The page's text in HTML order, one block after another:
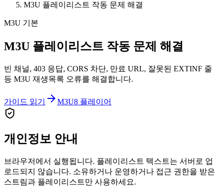
M3U 플레이리스트 작동 문제 해결
M3U 기본
M3U 플레이리스트 작동 문제 해결
빈 채널, 403 응답, CORS 차단, 만료 URL, 잘못된 EXTINF 줄
등 M3U 재생목록 오류를 해결합니다.
가이드 읽기 M3U8 플레이어
개인정보 안내
브라우저에서 실행됩니다. 플레이리스트 텍스트는 서버로 업
로드되지 않습니다. 소유하거나 운영하거나 접근 권한을 받은
스트림과 플레이리스트만 사용하세요.